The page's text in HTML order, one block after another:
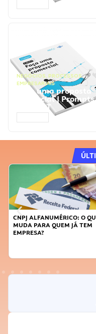
NEGÓCIOS, PROCESSOS
EMPRESARIAIS
Faça uma proposta
comercial | Prompts
ChatGPT
DICAS PARA OBTER